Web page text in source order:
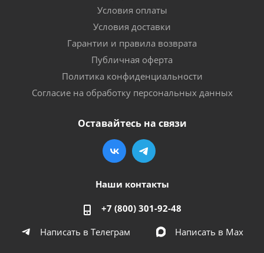
Условия оплаты
Условия доставки
Гарантии и правила возврата
Публичная оферта
Политика конфиденциальности
Согласие на обработку персональных данных
Оставайтесь на связи
Наши контакты
+7 (800) 301-92-48
Написать в Телеграм
Написать в Мах